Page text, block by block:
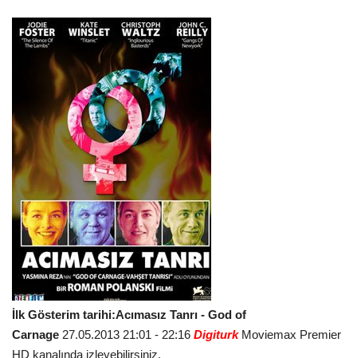
İlk Gösterim tarihi:Acımasız Tanrı - God of
Carnage 27.05.2013 21:01 - 22:16 Digiturk Moviemax Premier
HD kanalında izleyebilirsiniz.